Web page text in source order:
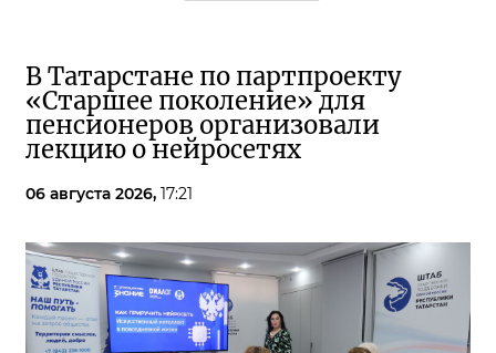
В Татарстане по партпроекту
«Старшее поколение» для
пенсионеров организовали
лекцию о нейросетях
06 августа 2026, 17:21